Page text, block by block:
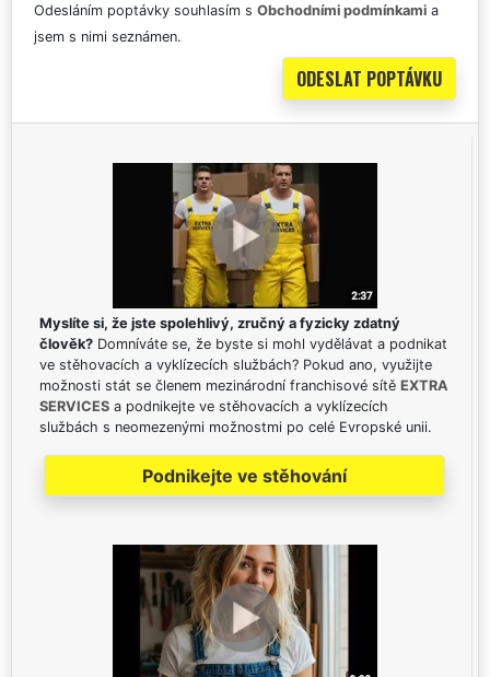
Odesláním poptávky souhlasím s Obchodními podmínkami a
jsem s nimi seznámen.
Myslíte si, že jste spolehlivý, zručný a fyzicky zdatný
člověk? Domníváte se, že byste si mohl vydělávat a podnikat
ve stěhovacích a vyklízecích službách? Pokud ano, využijte
možnosti stát se členem mezinárodní franchisové sítě EXTRA
SERVICES a podnikejte ve stěhovacích a vyklízecích
službách s neomezenými možnostmi po celé Evropské unii.
Podnikejte ve stěhování